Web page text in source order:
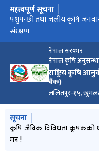
नेपाल सरकार
नेपाल कृषि
राष्ट्रिय कृषि
बैंक)
ललितपुर-१५,
मुख्य नेभिगेसनमा जानुहोस्
महत्त्वपूर्ण सूचना
पशुपन्छी तथा जलीय कृषि
संरक्षण
नेपाल जिन बैंक
मुख्य नेभिगेसनमा जानुहोस्
सूचना
नेपाल जिन बैंक
पशुपन्छी तथा जलीय कृषि
संरक्षण
कृषि जैविक विविधता कृषकको
मन !
International Year of
राष्ट्रिय कृषि जैविक विविधता